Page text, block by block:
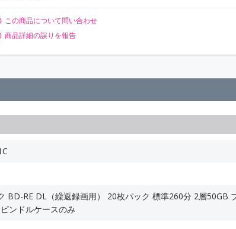
この商品について問い合わせ
商品詳細の誤りを報告
BD-RE DL（繰返録画用） 20枚パック 標準260分 2層50GB
ンドルケースのみ